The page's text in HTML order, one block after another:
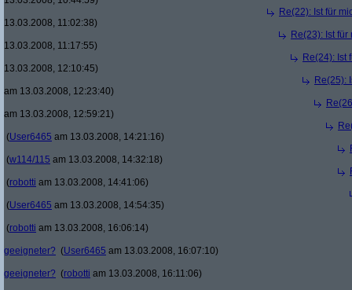
Re(22): Ist für
13.03.2008, 11:02:38)
Re(23): Ist
13.03.2008, 11:17:55)
Re(24): Ist
13.03.2008, 12:10:45)
Re(25):
am 13.03.2008, 12:23:40)
am 13.03.2008, 12:59:21)
(User6465 am 13.03.2008, 14:21:16)
(w114/115 am 13.03.2008, 14:32:18)
(robotti am 13.03.2008, 14:41:06)
(User6465 am 13.03.2008, 14:54:35)
(robotti am 13.03.2008, 16:06:14)
geeigneter? (User6465 am 13.03.2008, 16:07:10)
geeigneter? (robotti am 13.03.2008, 16:11:06)